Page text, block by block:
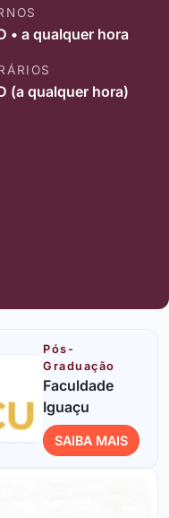
• a qualquer hora
(a qualquer hora)
Pós-
Graduação
Faculdade
Iguaçu
SAIBA MAIS